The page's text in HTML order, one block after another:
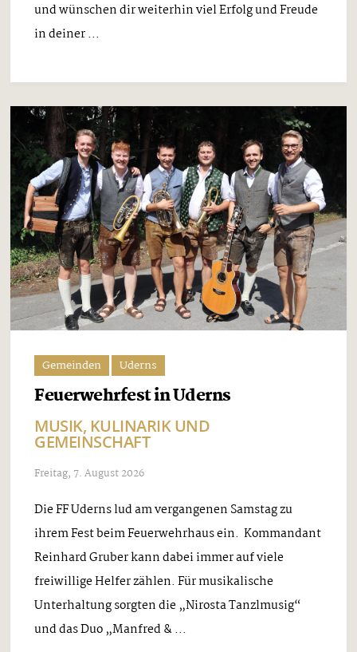
und wünschen dir weiterhin viel Erfolg und Freude
in deiner ...
Gemeinden Uderns
Feuerwehrfest in Uderns
MUSIK, KULINARIK UND
GEMEINSCHAFT
Freitag, 7. August 2026
Die FF Uderns lud am vergangenen Samstag zu
ihrem Fest beim Feuerwehrhaus ein. Kommandant
Reinhard Gruber kann dabei immer auf viele
freiwillige Helfer zählen. Für musikalische
Unterhaltung sorgten die „Nirosta Tanzlmusig“
und das Duo „Manfred & ...